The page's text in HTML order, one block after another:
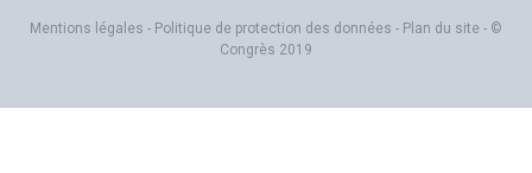
Mentions légales - Politique de protection des données - Plan du site - ©
Congrès 2019